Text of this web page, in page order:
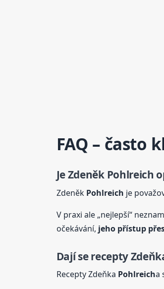
FAQ – často
Je Zdeněk Pohlreich
Zdeněk Pohlreich je
V praxi ale „nejlepší“
očekávání, jeho přístup
Dají se recepty
Recepty Zdeňka Pohlreicha